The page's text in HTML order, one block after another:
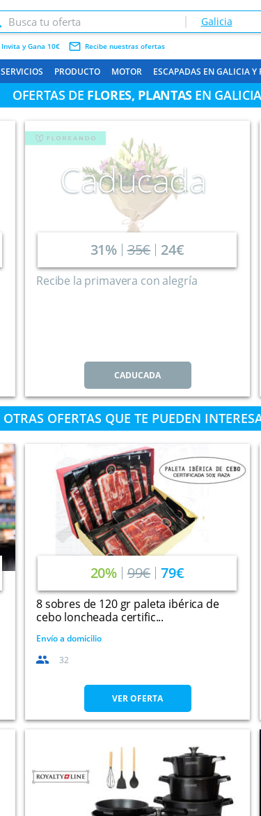
Invita y Gana 10€ mail_outline Recibe nuestras ofertas
SERVICIOS PRODUCTO MOTOR ESCAPADAS EN GALICIA Y
OFERTAS DE FLORES, PLANTASEN GALICIA
Caducada
31% 35€ 24€
Recibe la primavera con alegría
CADUCADA
OTRAS OFERTAS QUE TE PUEDEN
20% 99€ 79€
8 sobres de 120 gr paleta ibérica de
cebo loncheada certific...
Envío a domicilio
32
VER OFERTA